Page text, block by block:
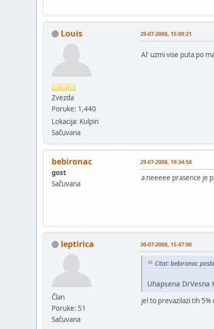
Louis
Zvezda
Poruke: 1,440
Lokacija: Kulpin
Sačuvana
29-07-2008, 15:09:21
Al' uzmi vise puta po
bebironac
gost
Sačuvana
29-07-2008, 19:34:58
a neeeee prasence je
leptirica
Član
Poruke: 51
Sačuvana
30-07-2008, 15:47:00
Citat: bebironac
Uhapsena
jel to prevazilazi tih